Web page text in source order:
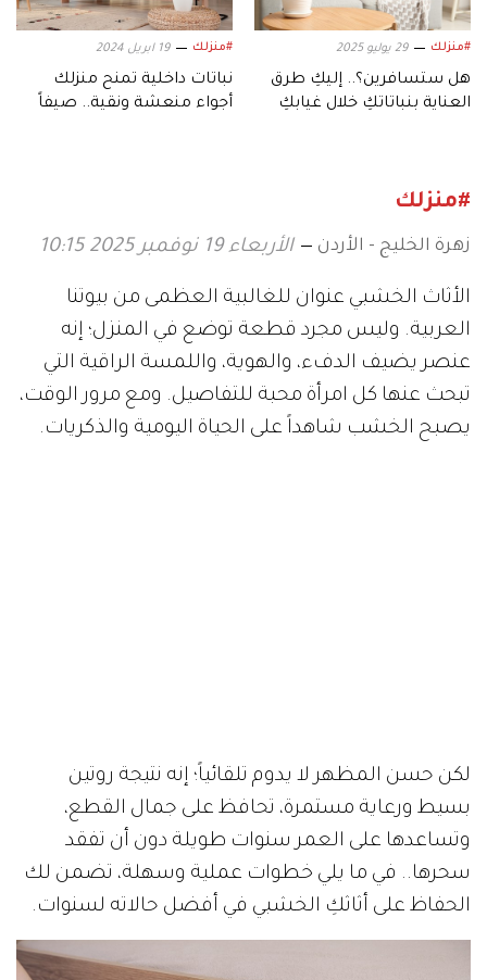
#منزلك 29 يوليو 2025
هل ستسافرين؟.. إليكِ طرق
العناية بنباتاتكِ خلال غيابكِ
#منزلك 19 ابريل 2024
نباتات داخلية تمنح منزلك
أجواء منعشة ونقية.. صيفاً
#منزلك
زهرة الخليج - الأردن الأربعاء 19 نوفمبر 2025 10:15
الأثاث الخشبي عنوان للغالبية العظمى من بيوتنا
العربية. وليس مجرد قطعة توضع في المنزل؛ إنه
عنصر يضيف الدفء، والهوية، واللمسة الراقية التي
تبحث عنها كل امرأة محبة للتفاصيل. ومع مرور الوقت،
يصبح الخشب شاهداً على الحياة اليومية والذكريات.
لكن حسن المظهر لا يدوم تلقائياً؛ إنه نتيجة روتين
بسيط ورعاية مستمرة، تحافظ على جمال القطع،
وتساعدها على العمر سنوات طويلة دون أن تفقد
سحرها.. في ما يلي خطوات عملية وسهلة، تضمن لك
الحفاظ على أثاثكِ الخشبي في أفضل حالاته لسنوات.